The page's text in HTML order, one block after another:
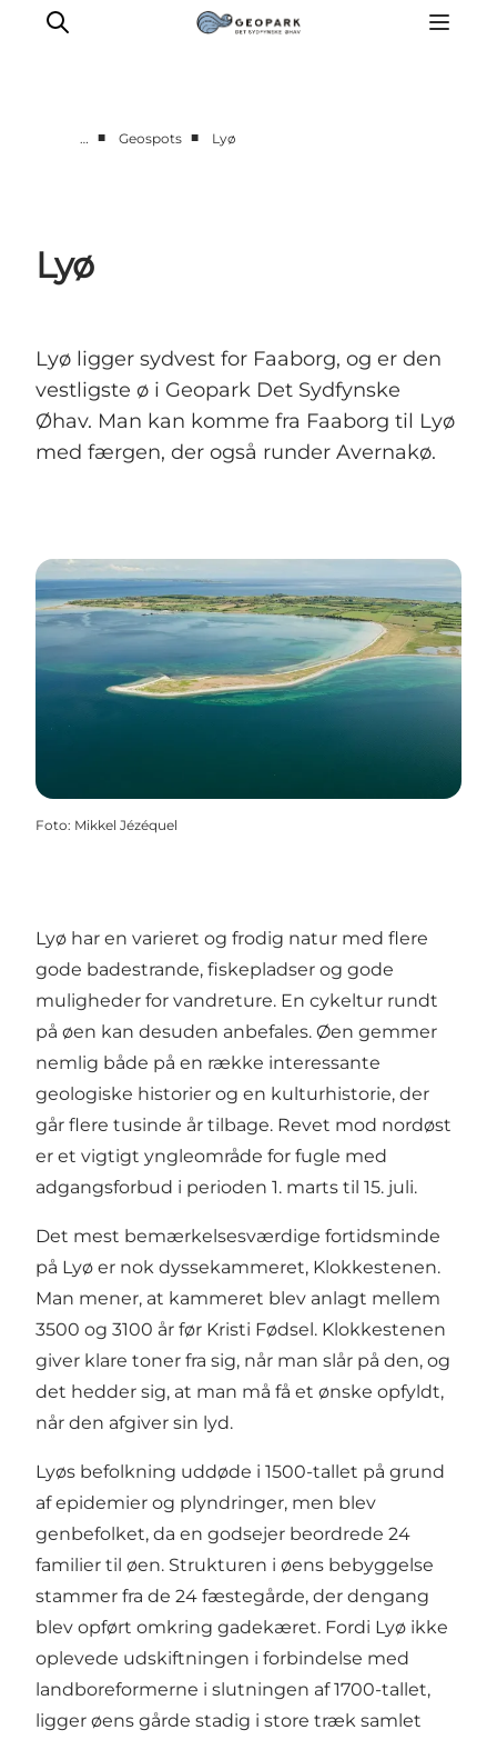
Geologi
Lyd
Om
… ■ Geospots ■ Lyø
Lyø
Lyø ligger sydvest for Faaborg, og er den
vestligste ø i Geopark Det Sydfynske
Øhav. Man kan komme fra Faaborg til Lyø
med færgen, der også runder Avernakø.
Foto: Mikkel Jézéquel
Lyø har en varieret og frodig natur med flere
gode badestrande, fiskepladser og gode
muligheder for vandreture. En cykeltur rundt
på øen kan desuden anbefales. Øen gemmer
nemlig både på en række interessante
geologiske historier og en kulturhistorie, der
går flere tusinde år tilbage. Revet mod nordøst
er et vigtigt yngleområde for fugle med
adgangsforbud i perioden 1. marts til 15. juli.
Det mest bemærkelsesværdige fortidsminde
på Lyø er nok dyssekammeret, Klokkestenen.
Man mener, at kammeret blev anlagt mellem
3500 og 3100 år før Kristi Fødsel. Klokkestenen
giver klare toner fra sig, når man slår på den, og
det hedder sig, at man må få et ønske opfyldt,
når den afgiver sin lyd.
Lyøs befolkning uddøde i 1500-tallet på grund
af epidemier og plyndringer, men blev
genbefolket, da en godsejer beordrede 24
familier til øen. Strukturen i øens bebyggelse
stammer fra de 24 fæstegårde, der dengang
blev opført omkring gadekæret. Fordi Lyø ikke
oplevede udskiftningen i forbindelse med
landboreformerne i slutningen af 1700-tallet,
ligger øens gårde stadig i store træk samlet